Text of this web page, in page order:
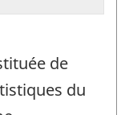
de
du